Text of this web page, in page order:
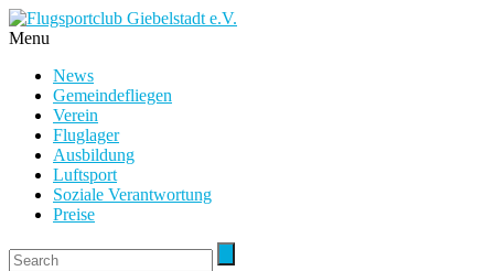
Menu
News
Gemeindefliegen
Verein
Fluglager
Ausbildung
Luftsport
Soziale Verantwortung
Preise